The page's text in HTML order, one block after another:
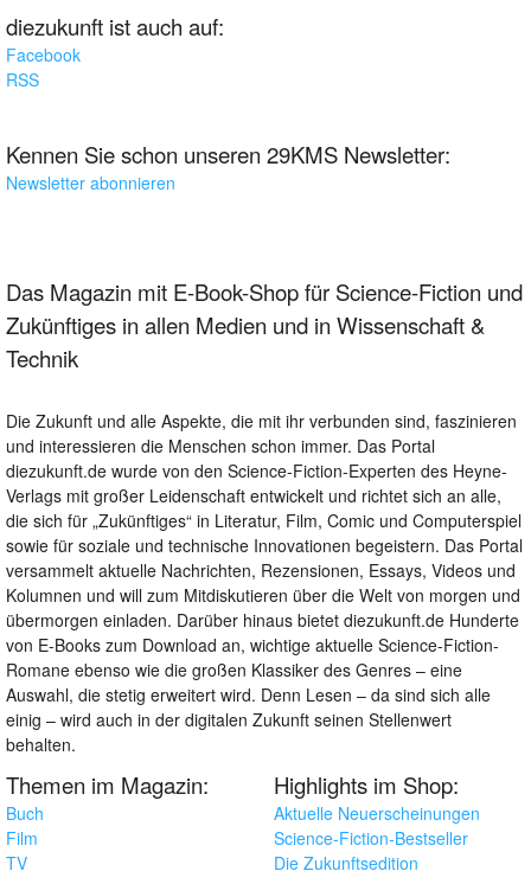
diezukunft ist auch auf:
Facebook
RSS
Kennen Sie schon unseren 29KMS Newsletter:
Newsletter abonnieren
Das Magazin mit E-Book-Shop für Science-Fiction und
Zukünftiges in allen Medien und in Wissenschaft &
Technik
Die Zukunft und alle Aspekte, die mit ihr verbunden sind, faszinieren
und interessieren die Menschen schon immer. Das Portal
diezukunft.de wurde von den Science-Fiction-Experten des Heyne-
Verlags mit großer Leidenschaft entwickelt und richtet sich an alle,
die sich für „Zukünftiges“ in Literatur, Film, Comic und Computerspiel
sowie für soziale und technische Innovationen begeistern. Das Portal
versammelt aktuelle Nachrichten, Rezensionen, Essays, Videos und
Kolumnen und will zum Mitdiskutieren über die Welt von morgen und
übermorgen einladen. Darüber hinaus bietet diezukunft.de Hunderte
von E-Books zum Download an, wichtige aktuelle Science-Fiction-
Romane ebenso wie die großen Klassiker des Genres – eine
Auswahl, die stetig erweitert wird. Denn Lesen – da sind sich alle
einig – wird auch in der digitalen Zukunft seinen Stellenwert
behalten.
Themen im Magazin:
Buch
Film
TV
Highlights im Shop:
Aktuelle Neuerscheinungen
Science-Fiction-Bestseller
Die Zukunftsedition